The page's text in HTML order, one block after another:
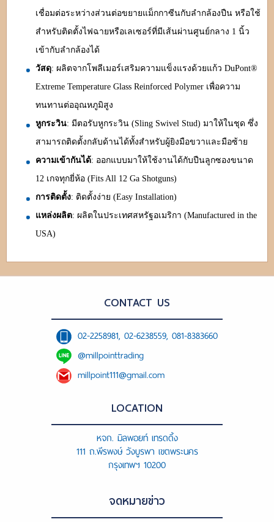
เชื่อมต่อระหว่างส่วนต่อขยายแม็กกาซีนกับลำกล้องปืน หรือใช้
สำหรับติดตั้งไฟฉายหรือเลเซอร์ที่มีเส้นผ่านศูนย์กลาง 1 นิ้ว
เข้ากับลำกล้องได้
วัสดุ: ผลิตจากโพลีเมอร์เสริมความแข็งแรงด้วยแก้ว DuPont®
Extreme Temperature Glass Reinforced Polymer เพื่อความ
ทนทานต่ออุณหภูมิสูง
หูกระวิน: มีตอรับหูกระวิน (Sling Swivel Stud) มาให้ในชุด ซึ่ง
สามารถติดตั้งกลับด้านได้ทั้งสำหรับผู้ยิงมือขวาและมือซ้าย
ความเข้ากันได้: ออกแบบมาให้ใช้งานได้กับปืนลูกซองขนาด
12 เกจทุกยี่ห้อ (Fits All 12 Ga Shotguns)
การติดตั้ง: ติดตั้งง่าย (Easy Installation)
แหล่งผลิต: ผลิตในประเทศสหรัฐอเมริกา (Manufactured in the
USA)
CONTACT US
02-2258981, 02-6238559, 081-8383660
@millpointtrading
millpoint111@gmail.com
LOCATION
หจก. มิลพอยท์ เทรดดิ้ง
111 ถ.พีรพงษ์ วังบูรพา เขตพระนคร
กรุงเทพฯ 10200
จดหมายข่าว